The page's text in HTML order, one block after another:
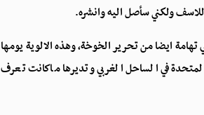
ولكني سأصل اليه وانشره.
ايضا من تحرير الخوخة، وهذه الالوية يومها
في الساحل الغربي وتديرها ماكانت تعرف